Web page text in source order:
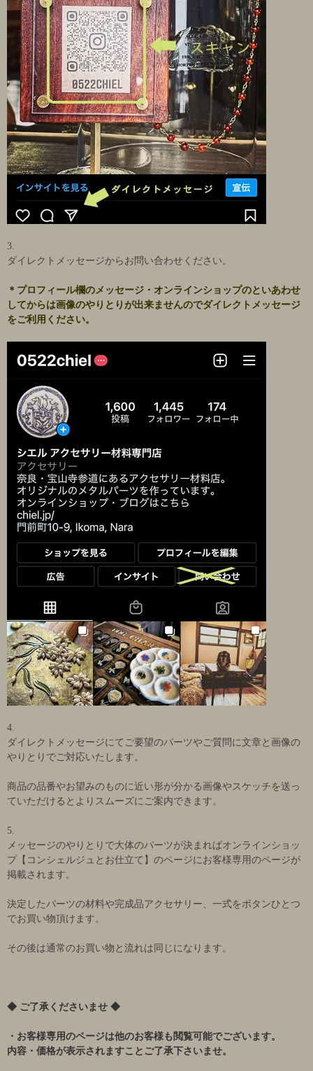
3.
ダイレクトメッセージからお問い合わせください。
＊プロフィール欄のメッセージ・オンラインショップのといあわせ
してからは画像のやりとりが出来ませんのでダイレクトメッセージ
をご利用ください。
4.
ダイレクトメッセージにてご要望のパーツやご質問に文章と画像の
やりとりでご対応いたします。
商品の品番やお望みのものに近い形が分かる画像やスケッチを送っ
ていただけるとよりスムーズにご案内できます。
5.
メッセージのやりとりで大体のパーツが決まればオンラインショッ
プ【コンシェルジュとお仕立て】のページにお客様専用のページが
掲載されます。
決定したパーツの材料や完成品アクセサリー、一式をボタンひとつ
でお買い物頂けます。
その後は通常のお買い物と流れは同じになります。
◆ ご了承くださいませ ◆
・お客様専用のページは他のお客様も閲覧可能でございます。
内容・価格が表示されますことご了承下さいませ。